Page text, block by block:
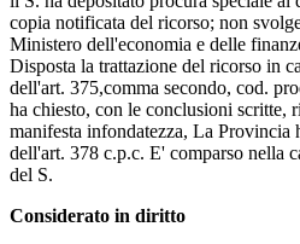
copia notificata del ricorso; non
Ministero dell'economia e delle
Disposta la trattazione del ricorso in
dell'art. 375,comma secondo, cod.
ha chiesto, con le conclusioni scritte,
manifesta infondatezza, La Provincia
dell'art. 378 c.p.c. E' comparso nella
del S.
Considerato in diritto